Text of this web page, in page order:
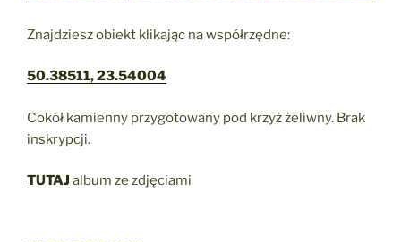
Znajdziesz obiekt klikając na współrzędne:
50.38511, 23.54004
Cokół kamienny przygotowany pod krzyż żeliwny. Brak
inskrypcji.
TUTAJ album ze zdjęciami